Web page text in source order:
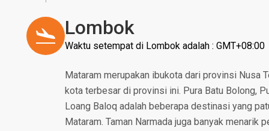
Lombok
Waktu setempat di Lombok adalah : GMT+08:00
Mataram merupakan ibukota dari provinsi Nusa
kota terbesar di provinsi ini. Pura Batu Bolong,
Loang Baloq adalah beberapa destinasi yang
Mataram. Taman Narmada juga banyak menarik